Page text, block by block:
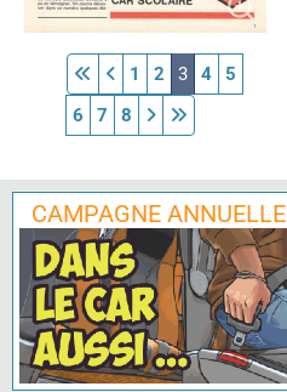
1 2 3 4
5
6
7 8
CAMPAGNE ANNUELLE